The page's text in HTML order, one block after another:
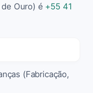
Ouro) é +55 41
(Fabricação,